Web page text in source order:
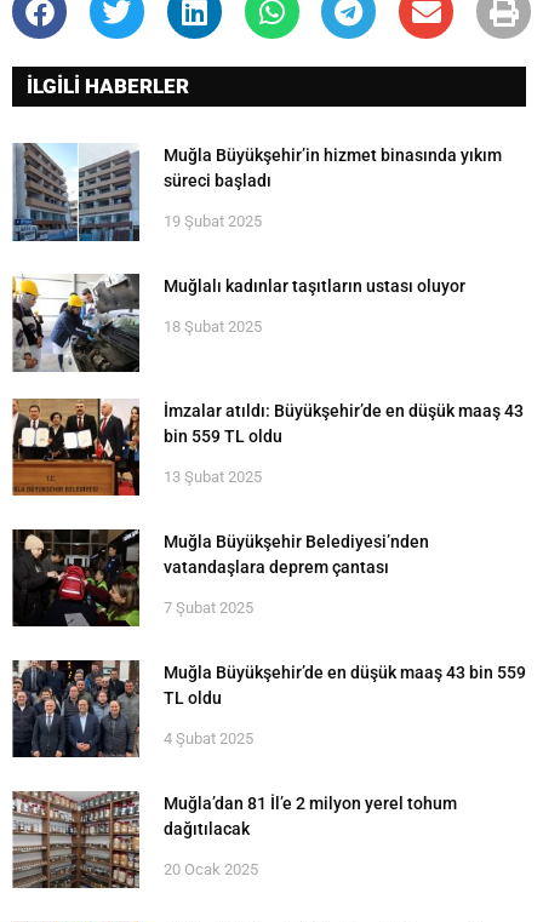
İLGİLİ HABERLER
Muğla Büyükşehir’in hizmet binasında yıkım
süreci başladı
19 Şubat 2025
Muğlalı kadınlar taşıtların ustası oluyor
18 Şubat 2025
İmzalar atıldı: Büyükşehir’de en düşük maaş 43
bin 559 TL oldu
13 Şubat 2025
Muğla Büyükşehir Belediyesi’nden
vatandaşlara deprem çantası
7 Şubat 2025
Muğla Büyükşehir’de en düşük maaş 43 bin 559
TL oldu
4 Şubat 2025
Muğla’dan 81 İl’e 2 milyon yerel tohum
dağıtılacak
20 Ocak 2025